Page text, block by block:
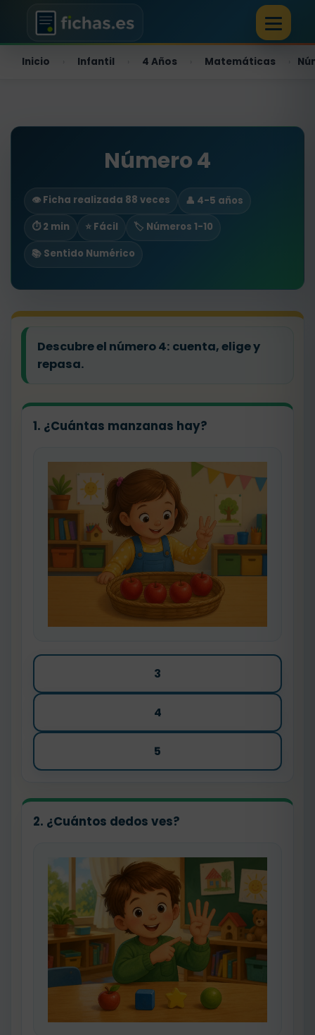
Inicio Infantil 4 Años Matemáticas
Número 4
👁️ Ficha realizada 88 veces
👤 4-5 años
⏱ 2 min
⭐ Fácil
🏷️ Números 1-10
📚 Sentido Numérico
Descubre el número 4: cuenta, elige y
repasa.
1. ¿Cuántas manzanas hay?
3
4
5
2. ¿Cuántos dedos ves?